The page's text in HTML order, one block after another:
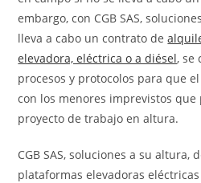
embargo, con CGB SAS,
lleva a cabo un contrato de
elevadora, eléctrica o a diésel, se
procesos y protocolos para que
con los menores imprevistos
proyecto de trabajo en altura.
CGB SAS, soluciones a su altura,
plataformas elevadoras